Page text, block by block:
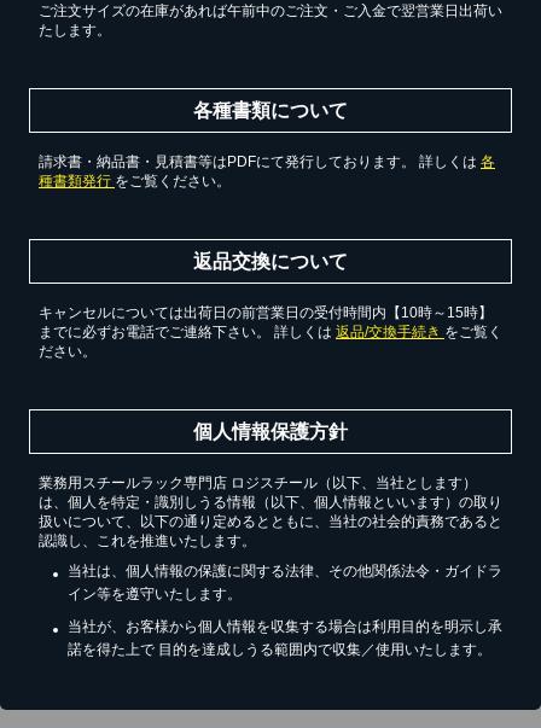
ご注文サイズの在庫があれば午前中のご注文・ご入金で翌営業日出荷い
たします。
各種書類について
請求書・納品書・見積書等はPDFにて発行しております。 詳しくは 各
種書類発行 をご覧ください。
返品交換について
キャンセルについては出荷日の前営業日の受付時間内【10時～15時】
までに必ずお電話でご連絡下さい。 詳しくは 返品/交換手続き をご覧く
ださい。
個人情報保護方針
業務用スチールラック専門店 ロジスチール（以下、当社とします）
は、個人を特定・識別しうる情報（以下、個人情報といいます）の取り
扱いについて、以下の通り定めるとともに、当社の社会的責務であると
認識し、これを推進いたします。
当社は、個人情報の保護に関する法律、その他関係法令・ガイドラ
イン等を遵守いたします。
当社が、お客様から個人情報を収集する場合は利用目的を明示し承
諾を得た上で 目的を達成しうる範囲内で収集／使用いたします。